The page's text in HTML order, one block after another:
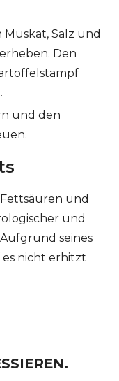
Muskat, Salz und
Den
und den
und
und
seines
es nicht erhitzt